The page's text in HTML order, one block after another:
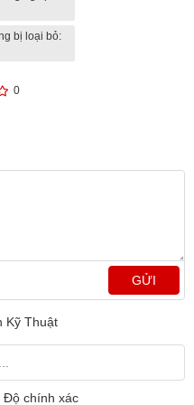
bị loại bỏ:
0
GỬI
Kỹ Thuật
Độ chính xác